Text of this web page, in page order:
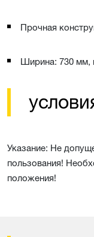
Прочная
Ширина: 730 мм,
Указание: Не
пользования!
положения!